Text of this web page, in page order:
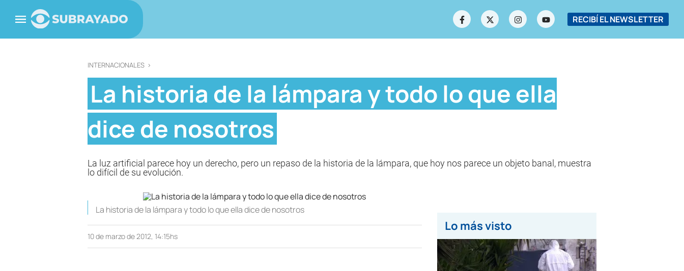
RECIBÍ EL NEWSLETTER
INTERNACIONALES >
La historia de la lámpara y todo lo que ella
dice de nosotros
La luz artificial parece hoy un derecho, pero un repaso de la historia de la lámpara, que hoy nos parece un objeto banal, muestra
lo difícil de su evolución.
La historia de la lámpara y todo lo que ella dice de nosotros
10 de marzo de 2012, 14:15hs
Lo más visto